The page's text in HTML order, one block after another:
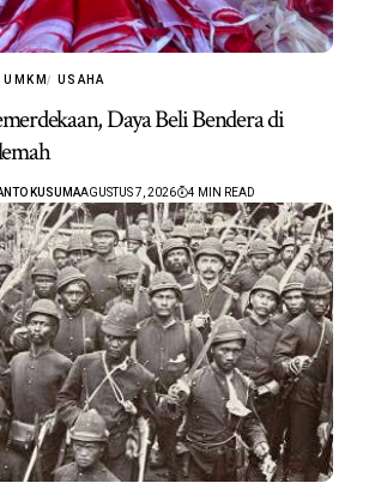
UMKM USAHA
Daya Beli Bendera di
KUSUMAAGUSTUS 7, 2026 4 MIN READ